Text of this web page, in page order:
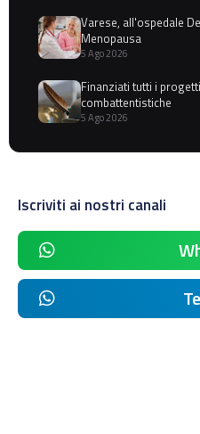
Varese, all'ospedale
Menopausa
5 Ago 2026
Finanziati tutti i
combattentistiche
5 Ago 2026
Iscriviti ai nostri canali